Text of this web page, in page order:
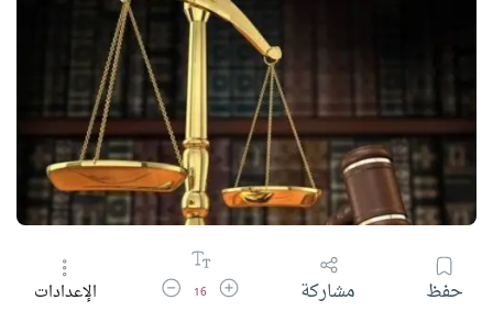
حفظ مشاركة زيادة حجم الخط
16 تقليل حجم الخطالإعدادات